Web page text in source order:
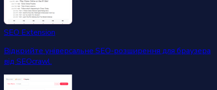
SEO Extension
Відкрийте універсальне SEO-розширення для браузера
від SEOcrawl.